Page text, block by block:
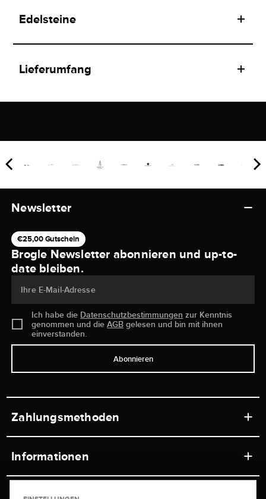
Edelsteine
Lieferumfang
Newsletter
€25,00 Gutschein
Brogle Newsletter abonnieren und up-to-
date bleiben.
Ihre E-Mail-Adresse
Ich habe die Datenschutzbestimmungen zur Kenntnis
genommen und dieAGB gelesen und bin mit ihnen
einverstanden.
Abonnieren
Zahlungsmethoden
Informationen
Service